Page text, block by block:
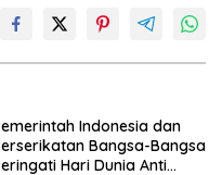
Indonesia dan
Bangsa-Bangsa
Hari Dunia Anti